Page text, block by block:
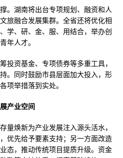
。湖南将出台专项规划、融资和人
旅融合发展集群。全省还将优化相
学、研、金、服、用结合，举办创
年人才。
投资基金、专项债券等多重工具，
。同时鼓励市县层面加大投入，形
项举措落到实处。
产业空间
量焕新为产业发展注入源头活水，
优先给予要素支持；另一方面改造
态，推动传统项目提质升级。资金